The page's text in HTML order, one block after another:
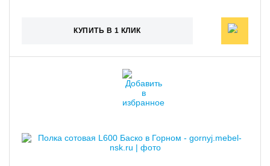
КУПИТЬ В 1 КЛИК